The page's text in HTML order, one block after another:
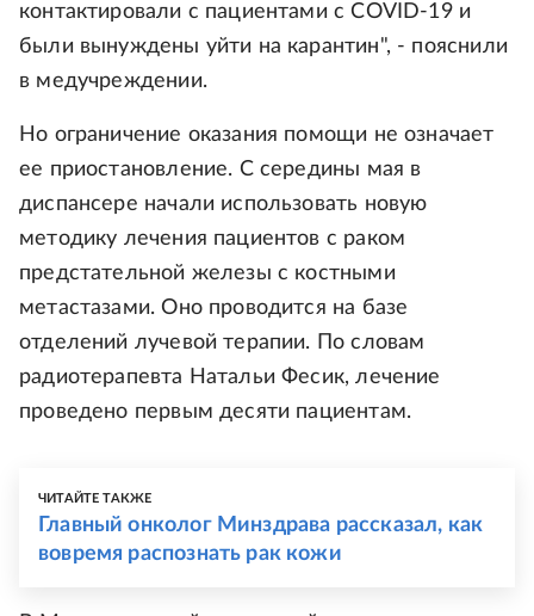
контактировали с пациентами с COVID-19 и
были вынуждены уйти на карантин", - пояснили
в медучреждении.
Но ограничение оказания помощи не означает
ее приостановление. С середины мая в
диспансере начали использовать новую
методику лечения пациентов с раком
предстательной железы с костными
метастазами. Оно проводится на базе
отделений лучевой терапии. По словам
радиотерапевта Натальи Фесик, лечение
проведено первым десяти пациентам.
ЧИТАЙТЕ ТАКЖЕ
Главный онколог Минздрава рассказал, как
вовремя распознать рак кожи